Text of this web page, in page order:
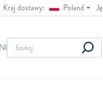
Kraj dostawy:
Poland
Belgia
Bułgaria